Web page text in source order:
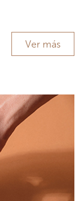
Ver más